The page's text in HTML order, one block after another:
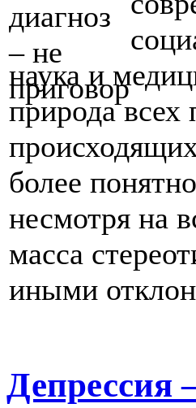
наука и
природа всех
более
несмотря на
масса
иными
Депрессия